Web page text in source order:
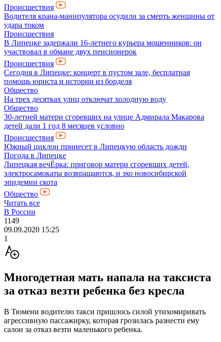
Происшествия
Водителя крана-манипулятора осудили за смерть женщины от
удара током
Происшествия
В Липецке задержали 16-летнего курьера мошенников: он
участвовал в обмане двух пенсионерок
Происшествия
Сегодня в Липецке: концерт в пустом зале, бесплатная
помощь юриста и истории из борделя
Общество
На трех десятках улиц отключат холодную воду
Общество
30-летней матери сгоревших на улице Адмирала Макарова
детей дали 1 год 8 месяцев условно
Происшествия
Южный циклон принесет в Липецкую область дожди
Погода в Липецке
Липецкая вечЁрка: приговор матери сгоревших детей,
электросамокаты возвращаются, и эхо новосибирской
эпидемии скота
Общество
Читать все
В России
1149
09.09.2020 15:25
1
Многодетная мать напала на таксиста
за отказ везти ребенка без кресла
В Тюмени водителю такси пришлось силой утихомиривать
агрессивную пассажирку, которая грозилась разнести ему
салон за отказ везти маленького ребенка.